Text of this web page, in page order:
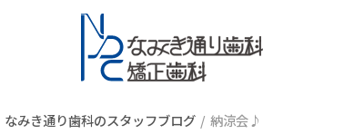
なみき通り歯科のスタッフブログ 納涼会♪